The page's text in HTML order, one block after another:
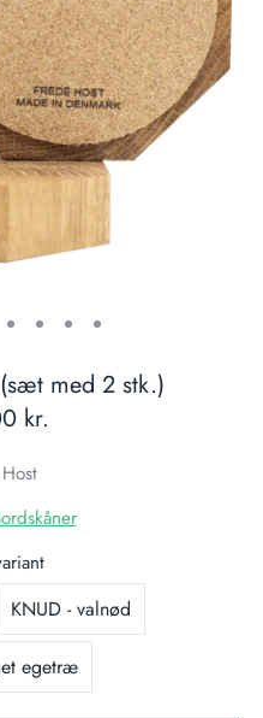
med 2 stk.)
kr.
KNUD - valnød
egetræ